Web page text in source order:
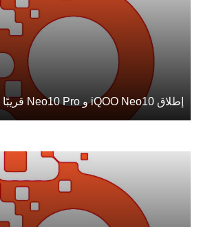
إطلاق iQOO Neo10 و Neo10 Pro قريبًا